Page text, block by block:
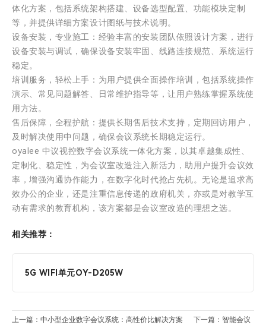
体化方案，包括系统架构搭建、设备选型配置、功能模块定制
等，并提供详细方案设计图纸与技术说明。
设备安装，专业施工：经验丰富的安装团队依照设计方案，进行
设备安装与调试，确保设备安装牢固、线路连接规范、系统运行
稳定。
培训服务，轻松上手：为用户提供全面操作培训，包括系统操作
演示、常见问题解答、日常维护指导等，让用户熟练掌握系统使
用方法。
售后保障，全程护航：提供长期售后技术支持，定期回访用户，
及时解决使用中问题，确保会议系统长期稳定运行。
oyalee 中议视控数字会议系统一体化方案，以其卓越集成性、
定制化、稳定性，为会议室改造注入新活力，助用户提升会议效
率，增强沟通协作能力，在数字化时代抢占先机。无论是追求高
效办公的企业，还是注重信息传递的政府机关，亦或是对教学互
动有需求的教育机构，该方案都是会议室改造的理想之选。
相关推荐：
5G WIFI单元OY-D205W
上一篇：中小型企业数字会议系统：高性价比解决方案 下一篇：智能会议